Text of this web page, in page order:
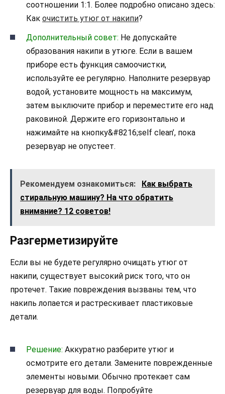
соотношении 1:1. Более подробно описано здесь:
Как очистить утюг от накипи?
Дополнительный совет: Не допускайте
образования накипи в утюге. Если в вашем
приборе есть функция самоочистки,
используйте ее регулярно. Наполните резервуар
водой, установите мощность на максимум,
затем выключите прибор и переместите его над
раковиной. Держите его горизонтально и
нажимайте на кнопку&#8216;self clean’, пока
резервуар не опустеет.
Рекомендуем ознакомиться:
Как выбрать
стиральную машину? На что обратить
внимание? 12 советов!
Разгерметизируйте
Если вы не будете регулярно очищать утюг от
накипи, существует высокий риск того, что он
протечет. Такие повреждения вызваны тем, что
накипь лопается и растрескивает пластиковые
детали.
Решение: Аккуратно разберите утюг и
осмотрите его детали. Замените поврежденные
элементы новыми. Обычно протекает сам
резервуар для воды. Попробуйте